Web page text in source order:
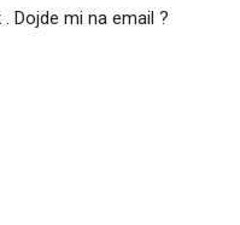
Dojde mi na email ?